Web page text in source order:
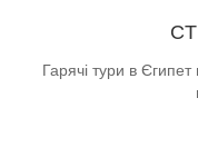
Гарячі тури в